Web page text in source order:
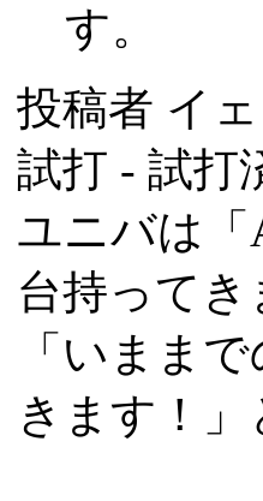
す。
投稿者 イ
試打 - 試打
ユニバは
台持って
「いまま
きます！